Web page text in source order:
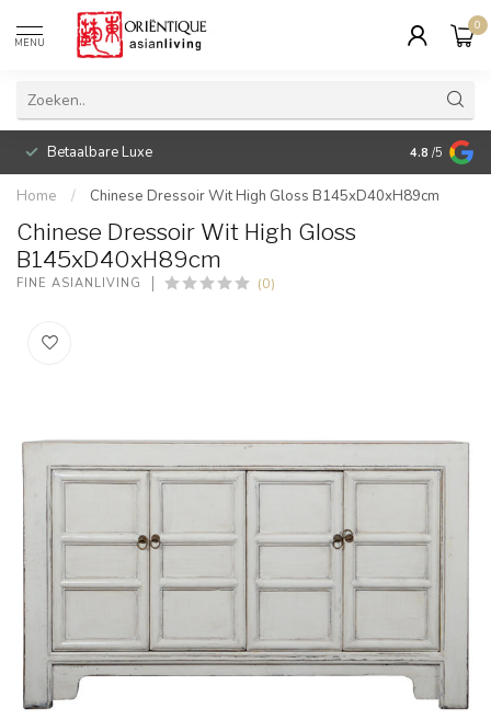
MENU
0
Betaalbare Luxe 4.8 /5
Home / Chinese Dressoir Wit High Gloss B145xD40xH89cm
Chinese Dressoir Wit High Gloss
B145xD40xH89cm
FINE ASIANLIVING (0)